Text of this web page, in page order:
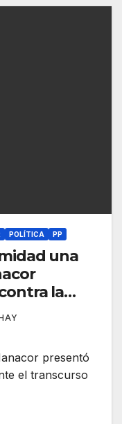
POLÍTICA PP
una
la
basuras
presentó
el transcurso